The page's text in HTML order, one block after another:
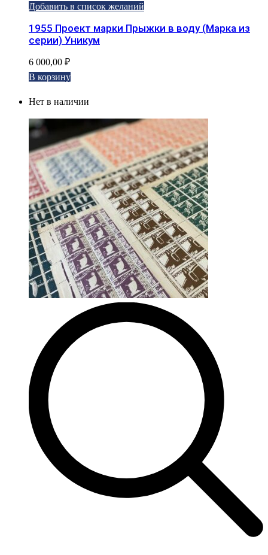
Добавить в список желаний
1955 Проект марки Прыжки в воду (Марка из
серии) Уникум
6 000,00 ₽
В корзину
Нет в наличии